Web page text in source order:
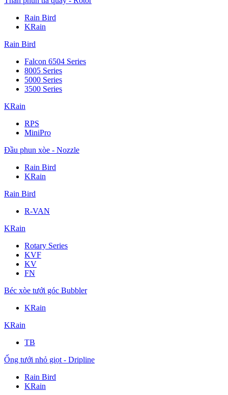
Rain Bird
KRain
Rain Bird
Falcon 6504 Series
8005 Series
5000 Series
3500 Series
KRain
RPS
MiniPro
Đầu phun xòe - Nozzle
Rain Bird
KRain
Rain Bird
R-VAN
KRain
Rotary Series
KVF
KV
FN
Béc xòe tưới góc Bubbler
KRain
KRain
TB
Ống tưới nhỏ giọt - Dripline
Rain Bird
KRain